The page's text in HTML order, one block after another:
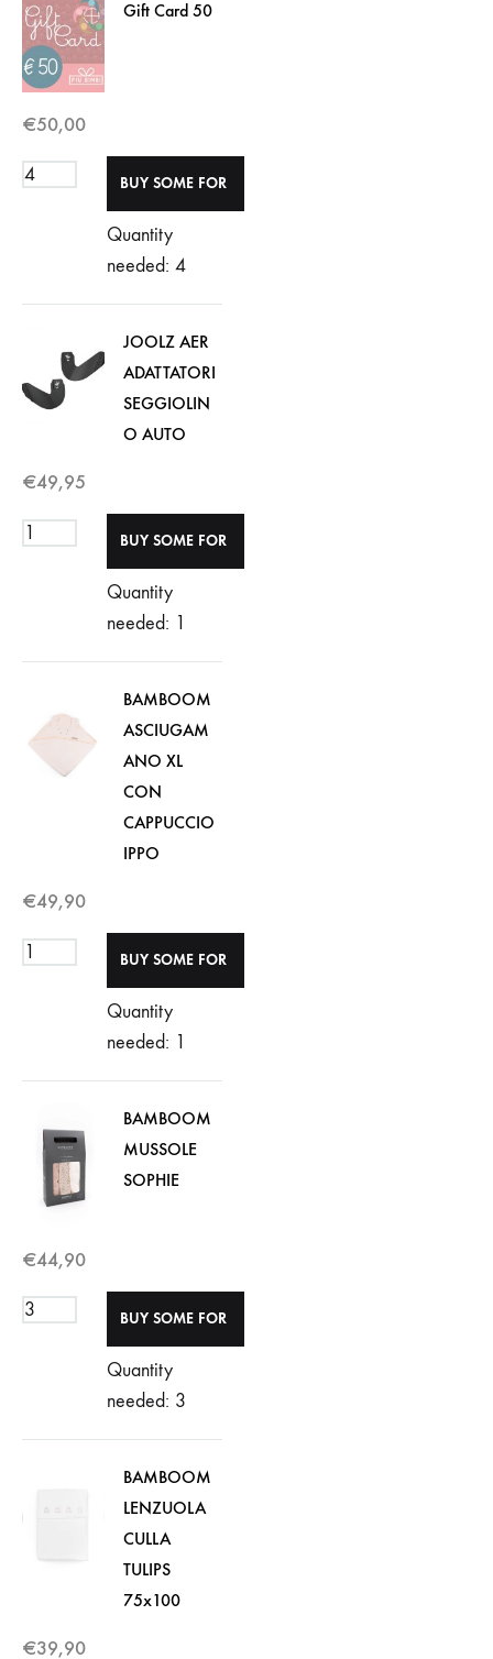
Gift Card 50
€50,00
Quantity
needed: 4
JOOLZ AER
ADATTATORI
SEGGIOLIN
O AUTO
€49,95
Quantity
needed: 1
BAMBOOM
ASCIUGAM
ANO XL
CON
CAPPUCCIO
IPPO
€49,90
Quantity
needed: 1
BAMBOOM
MUSSOLE
SOPHIE
€44,90
Quantity
needed: 3
BAMBOOM
LENZUOLA
CULLA
TULIPS
75x100
€39,90